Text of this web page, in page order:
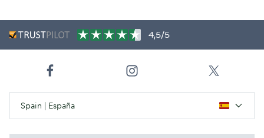
4,5/5
Spain | España